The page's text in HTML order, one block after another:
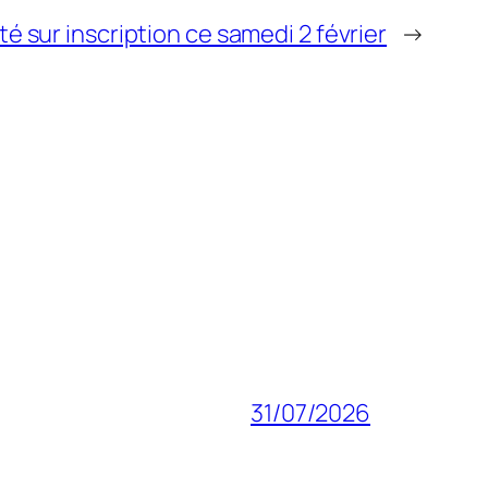
sur inscription ce samedi 2 février →
31/07/2026